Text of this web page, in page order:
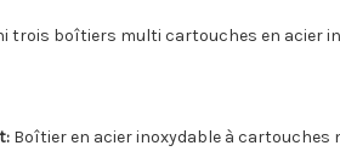
trois boîtiers multi cartouches en acier
Boîtier en acier inoxydable à cartouches